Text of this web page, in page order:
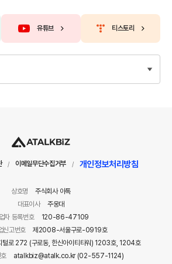
유튜브 티스토리
/ 이메일무단수집거부 / 개인정보처리방침
상호명
주식회사 아톡
대표이사
주웅대
자 등록번호
120-86-47109
신고번호
제2008-서울구로-0919호
털로 272 (구로동, 한신아이티타워) 1203호, 1204호
atalkbiz@atalk.co.kr (02-557-1124)